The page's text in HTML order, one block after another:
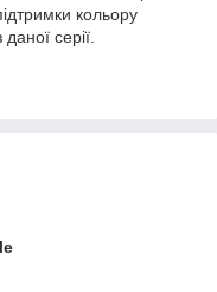
кольору
серії.